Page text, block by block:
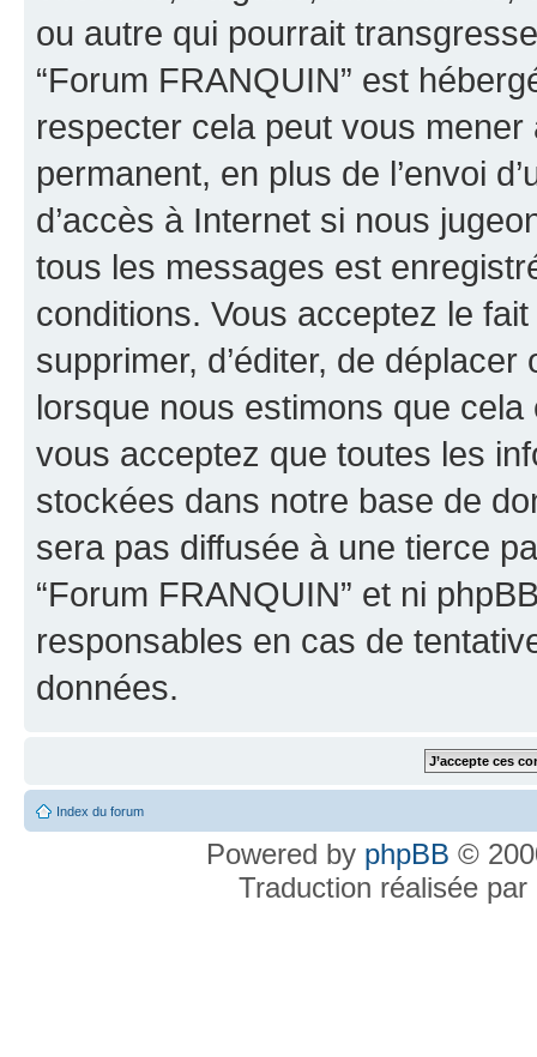
ou autre qui pourrait
“Forum FRANQUIN” est
respecter cela peut vous
permanent, en plus de l’envoi
d’accès à Internet si nous
tous les messages est
conditions. Vous acceptez le
supprimer, d’éditer, de
lorsque nous estimons que cela
vous acceptez que toutes les
stockées dans notre base de
sera pas diffusée à une tierce
“Forum FRANQUIN” et ni
responsables en cas de
données.
Index du forum
Powered by phpBB ©
Traduction réalisée par